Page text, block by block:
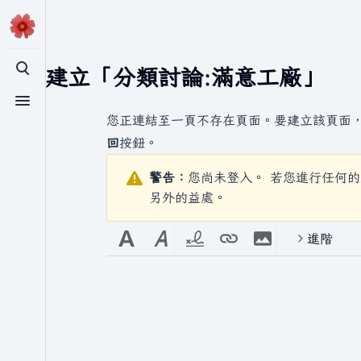
切換搜尋
切換選單
正在建立「分類討論:滿意工廠 」
您正連結至一頁不存在頁面。要建立該頁面
回按鈕。
警告： 您尚未登入。 若您進行任何
另外的益處。
進階